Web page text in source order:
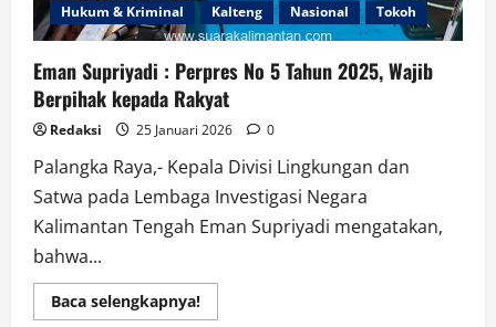
Hukum & Kriminal
Kalteng Nasional Tokoh
Eman Supriyadi : Perpres No 5 Tahun 2025, Wajib
Berpihak kepada Rakyat
Redaksi 25 Januari 2026 0
Palangka Raya,- Kepala Divisi Lingkungan dan
Satwa pada Lembaga Investigasi Negara
Kalimantan Tengah Eman Supriyadi mengatakan,
bahwa...
Baca selengkapnya!Read
more